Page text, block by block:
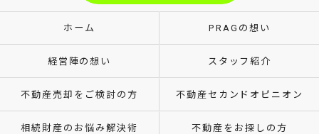
ホーム PRAGの想い
経営陣の想い スタッフ紹介
不動産売却をご検討の方 不動産セカンドオピニオン
相続財産のお悩み解決術 不動産をお探しの方